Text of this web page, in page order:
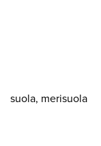
suola, merisuola